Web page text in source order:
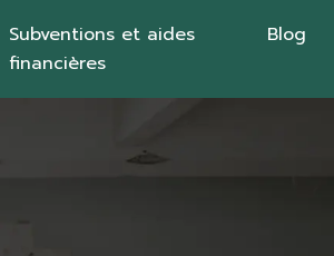
Subventions et aides
financières
Blog